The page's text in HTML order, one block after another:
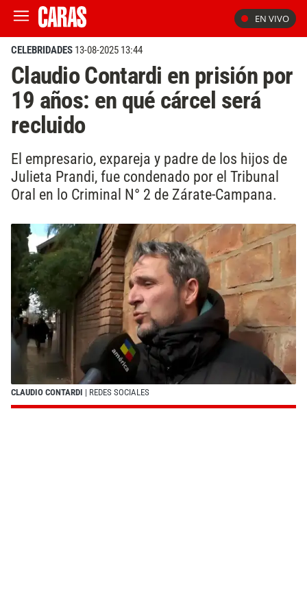
EN VIVO
CELEBRIDADES 13-08-2025 13:44
Claudio Contardi en prisión por
19 años: en qué cárcel será
recluido
El empresario, expareja y padre de los hijos de
Julieta Prandi, fue condenado por el Tribunal
Oral en lo Criminal N° 2 de Zárate-Campana.
CLAUDIO CONTARDI | REDES SOCIALES